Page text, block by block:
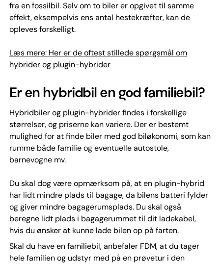
fra en fossilbil. Selv om to biler er opgivet til samme
effekt, eksempelvis ens antal hestekræfter, kan de
opleves forskelligt.
Læs mere: Her er de oftest stillede spørgsmål om
hybrider og plugin-hybrider
Er en hybridbil en god familiebil?
Hybridbiler og plugin-hybrider findes i forskellige
størrelser, og priserne kan variere. Der er bestemt
mulighed for at finde biler med god biløkonomi, som kan
rumme både familie og eventuelle autostole,
barnevogne mv.
Du skal dog være opmærksom på, at en plugin-hybrid
har lidt mindre plads til bagage, da bilens batteri fylder
og giver mindre bagagerumsplads. Du skal også
beregne lidt plads i bagagerummet til dit ladekabel,
hvis du ønsker at kunne lade bilen op på farten.
Skal du have en familiebil, anbefaler FDM, at du tager
hele familien og udstyr med på en prøvetur i den